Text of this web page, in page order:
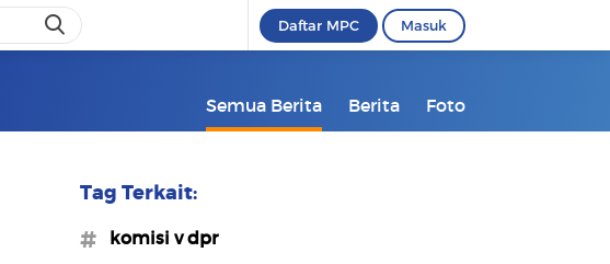
Daftar MPC Masuk
Semua Berita Berita Foto
Tag Terkait:
#komisi v dpr